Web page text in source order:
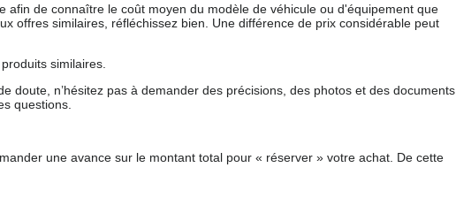
de connaître le coût moyen du modèle de véhicule ou d'équipement que
offres similaires, réfléchissez bien. Une différence de prix considérable peut
similaires.
doute, n’hésitez pas à demander des précisions, des photos et des documents
questions.
une avance sur le montant total pour « réserver » votre achat. De cette